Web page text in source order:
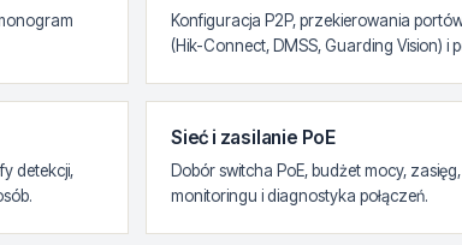
Konfiguracja P2P, przekierowania
(Hik-Connect, DMSS, Guarding Vision) i
detekcji,
Sieć i zasilanie PoE
Dobór switcha PoE, budżet mocy,
monitoringu i diagnostyka połączeń.